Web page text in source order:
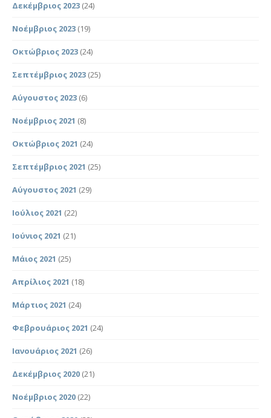
Δεκέμβριος 2023 (24)
Νοέμβριος 2023 (19)
Οκτώβριος 2023 (24)
Σεπτέμβριος 2023 (25)
Αύγουστος 2023 (6)
Νοέμβριος 2021 (8)
Οκτώβριος 2021 (24)
Σεπτέμβριος 2021 (25)
Αύγουστος 2021 (29)
Ιούλιος 2021 (22)
Ιούνιος 2021 (21)
Μάιος 2021 (25)
Απρίλιος 2021 (18)
Μάρτιος 2021 (24)
Φεβρουάριος 2021 (24)
Ιανουάριος 2021 (26)
Δεκέμβριος 2020 (21)
Νοέμβριος 2020 (22)